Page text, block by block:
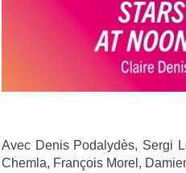
Avec Denis Podalydès, Sergi
Chemla, François Morel,